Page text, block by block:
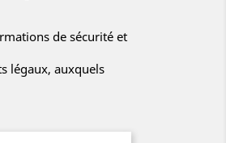
de sécurité et
légaux, auxquels